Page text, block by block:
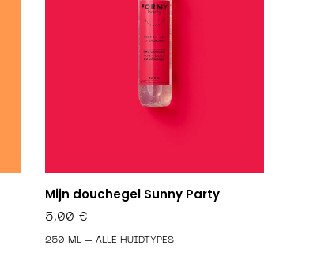
Mijn douchegel Sunny Party
5,00 €
250 ML – ALLE HUIDTYPES